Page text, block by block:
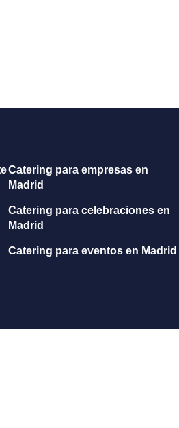
Catering para empresas en
Madrid
Catering para celebraciones en
Madrid
Catering para eventos en Madrid